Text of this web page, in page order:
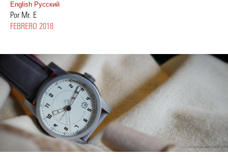
English Pусский
Por Mr. E
FEBRERO 2018